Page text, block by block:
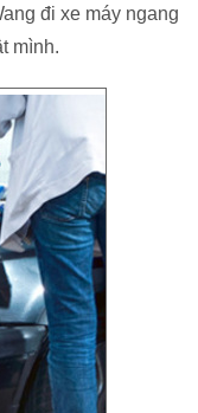
đi xe máy ngang
mình.